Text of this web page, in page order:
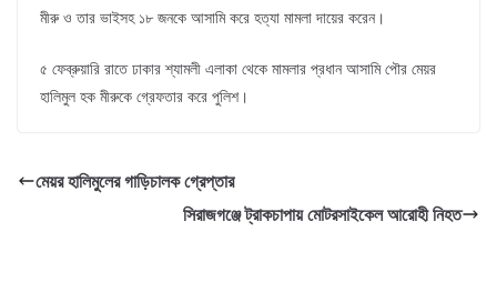
মীরু ও তার ভাইসহ ১৮ জনকে আসামি করে হত্যা মামলা দায়ের করেন।
৫ ফেব্রুয়ারি রাতে ঢাকার শ্যামলী এলাকা থেকে মামলার প্রধান আসামি পৌর মেয়র
হালিমুল হক মীরুকে গ্রেফতার করে পুলিশ।
মেয়র হালিমুলের গাড়িচালক গ্রেপ্তার
সিরাজগঞ্জে ট্রাকচাপায় মোটরসাইকেল আরোহী নিহত